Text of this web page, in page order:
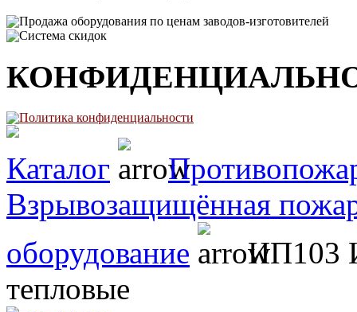
Продажа оборудования по ценам заводов-изготовителей
Система скидок
Политика конфиденциальности
Каталог
Взрывозащищённая
оборудование
ИП103
тепловые